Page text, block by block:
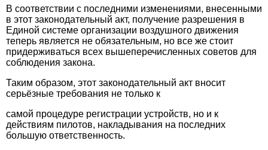
В соответствии с последними изменениями, внесенными
в этот законодательный акт, получение разрешения в
Единой системе организации воздушного движения
теперь является не обязательным, но все же стоит
придерживаться всех вышеперечисленных советов для
соблюдения закона.
Таким образом, этот законодательный акт вносит
серьёзные требования не только к
самой процедуре регистрации устройств, но и к
действиям пилотов, накладывания на последних
большую ответственность.